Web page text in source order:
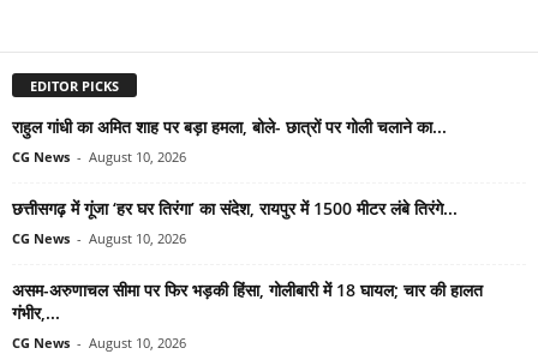
EDITOR PICKS
राहुल गांधी का अमित शाह पर बड़ा हमला, बोले- छात्रों पर गोली चलाने का...
CG News - August 10, 2026
छत्तीसगढ़ में गूंजा ‘हर घर तिरंगा’ का संदेश, रायपुर में 1500 मीटर लंबे तिरंगे...
CG News - August 10, 2026
असम-अरुणाचल सीमा पर फिर भड़की हिंसा, गोलीबारी में 18 घायल; चार की हालत
गंभीर,...
CG News - August 10, 2026